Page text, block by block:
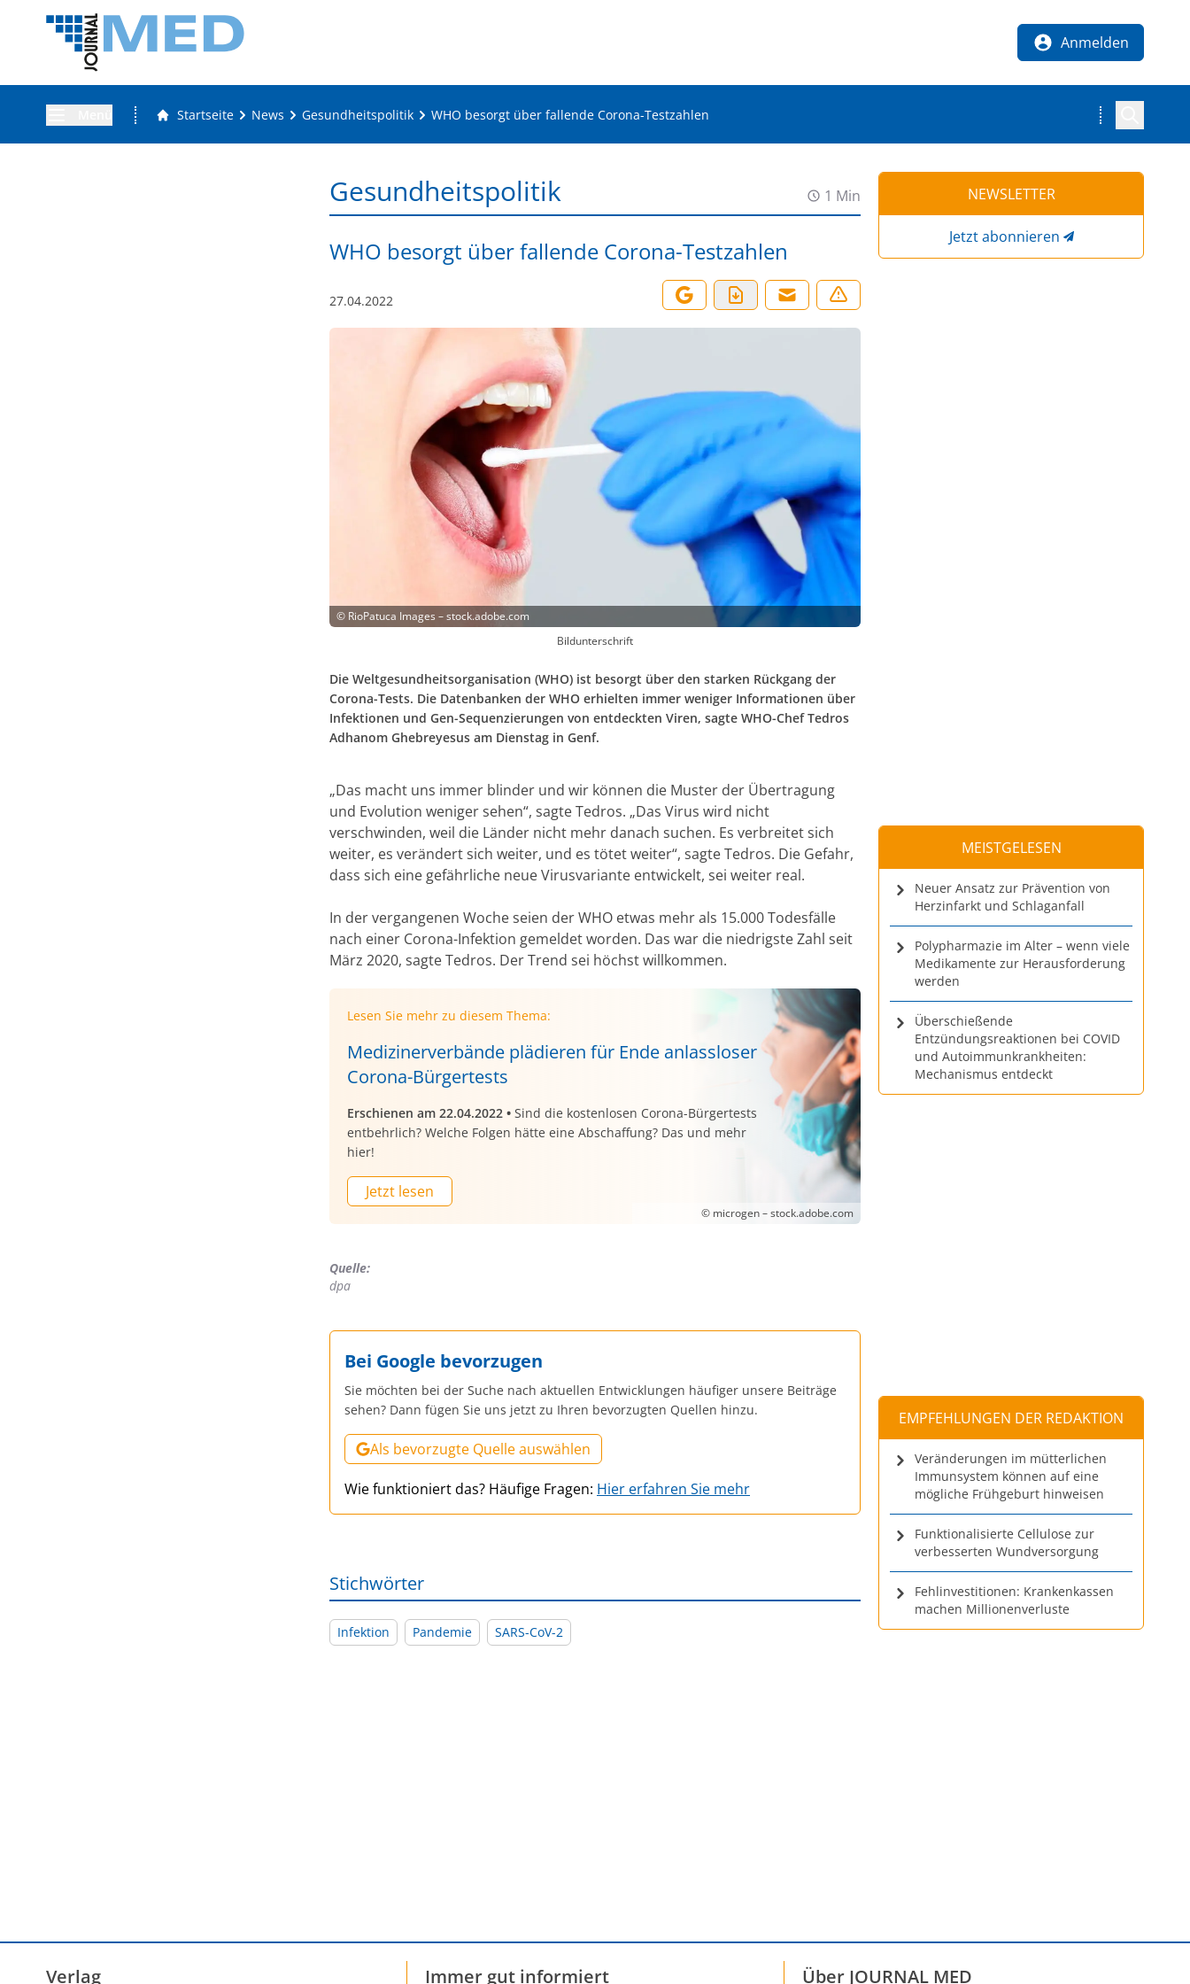
Anmelden
Startseite News Gesundheitspolitik WHO besorgt über fallende Corona-Testzahlen
Gesundheitspolitik 1 Min
WHO besorgt über fallende Corona-Testzahlen
27.04.2022
© RioPatuca Images – stock.adobe.com
Bildunterschrift
Die Weltgesundheitsorganisation (WHO) ist besorgt über den starken Rückgang der
Corona-Tests. Die Datenbanken der WHO erhielten immer weniger Informationen über
Infektionen und Gen-Sequenzierungen von entdeckten Viren, sagte WHO-Chef Tedros
Adhanom Ghebreyesus am Dienstag in Genf.
„Das macht uns immer blinder und wir können die Muster der Übertragung
und Evolution weniger sehen“, sagte Tedros. „Das Virus wird nicht
verschwinden, weil die Länder nicht mehr danach suchen. Es verbreitet sich
weiter, es verändert sich weiter, und es tötet weiter“, sagte Tedros. Die Gefahr,
dass sich eine gefährliche neue Virusvariante entwickelt, sei weiter real.
In der vergangenen Woche seien der WHO etwas mehr als 15.000 Todesfälle
nach einer Corona-Infektion gemeldet worden. Das war die niedrigste Zahl seit
März 2020, sagte Tedros. Der Trend sei höchst willkommen.
Lesen Sie mehr zu diesem Thema:
Medizinerverbände plädieren für Ende anlassloser
Corona-Bürgertests
Erschienen am 22.04.2022 • Sind die kostenlosen Corona-Bürgertests
entbehrlich? Welche Folgen hätte eine Abschaffung? Das und mehr
hier!
Jetzt lesen
© microgen – stock.adobe.com
Quelle:
dpa
Bei Google bevorzugen
Sie möchten bei der Suche nach aktuellen Entwicklungen häufiger unsere Beiträge
sehen? Dann fügen Sie uns jetzt zu Ihren bevorzugten Quellen hinzu.
Als bevorzugte Quelle auswählen
Wie funktioniert das? Häufige Fragen: Hier erfahren Sie mehr
Stichwörter
Infektion Pandemie SARS-CoV-2
NEWSLETTER
Jetzt abonnieren
MEISTGELESEN
Neuer Ansatz zur Prävention von
Herzinfarkt und Schlaganfall
Polypharmazie im Alter – wenn viele
Medikamente zur Herausforderung
werden
Überschießende
Entzündungsreaktionen bei COVID
und Autoimmunkrankheiten:
Mechanismus entdeckt
EMPFEHLUNGEN DER REDAKTION
Veränderungen im mütterlichen
Immunsystem können auf eine
mögliche Frühgeburt hinweisen
Funktionalisierte Cellulose zur
verbesserten Wundversorgung
Fehlinvestitionen: Krankenkassen
machen Millionenverluste
Verlag Immer gut informiert Über JOURNAL MED